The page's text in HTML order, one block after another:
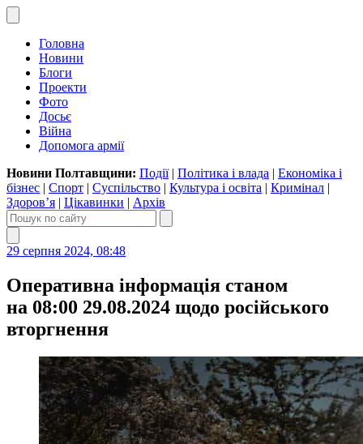
Головна
Новини
Блоги
Проекти
Фото
Досьє
Війна
Допомога армії
Новини Полтавщини: Події| Політика і влада | Економіка і
бізнес | Спорт | Суспільство | Культура і освіта | Кримінал |
Здоров’я | Цікавинки | Архів
29 серпня 2024, 08:48
Оперативна інформація станом
на 08:00 29.08.2024 щодо російського
вторгнення